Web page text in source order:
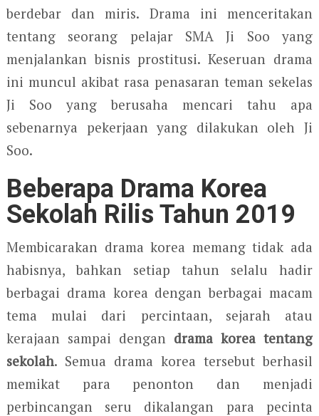
berdebar dan miris. Drama ini menceritakan
tentang seorang pelajar SMA Ji Soo yang
menjalankan bisnis prostitusi. Keseruan drama
ini muncul akibat rasa penasaran teman sekelas
Ji Soo yang berusaha mencari tahu apa
sebenarnya pekerjaan yang dilakukan oleh Ji
Soo.
Beberapa Drama Korea
Sekolah Rilis Tahun 2019
Membicarakan drama korea memang tidak ada
habisnya, bahkan setiap tahun selalu hadir
berbagai drama korea dengan berbagai macam
tema mulai dari percintaan, sejarah atau
kerajaan sampai dengan drama korea tentang
sekolah. Semua drama korea tersebut berhasil
memikat para penonton dan menjadi
perbincangan seru dikalangan para pecinta